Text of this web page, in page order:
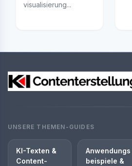
visualisierung...
UNSERE THEMEN-GUIDES
KI-Texten &
Content-
Anwendungs
beispiele &